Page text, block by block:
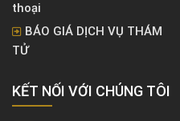
thoại
BÁO GIÁ DỊCH VỤ THÁM
TỬ
KẾT NỐI VỚI CHÚNG TÔI